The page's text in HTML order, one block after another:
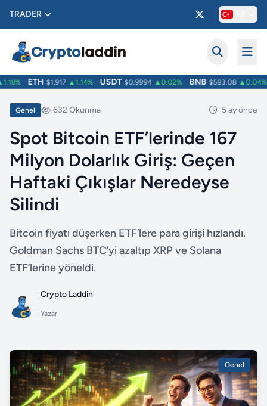
TRADER
ETH $1,917 ▲1.14% USDT $0.9994 ▲0.02% BNB $593.08 ▲0.04%
Genel 632 Okunma 5 ay önce
Spot Bitcoin ETF’lerinde 167
Milyon Dolarlık Giriş: Geçen
Haftaki Çıkışlar Neredeyse
Silindi
Bitcoin fiyatı düşerken ETF’lere para girişi hızlandı.
Goldman Sachs BTC’yi azaltıp XRP ve Solana
ETF’lerine yöneldi.
Crypto Laddin
Yazar
Genel